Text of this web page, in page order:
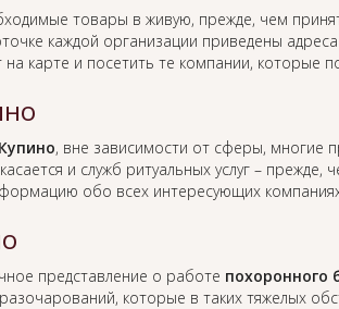
товары в живую, прежде, чем
каждой организации приведены
карте и посетить те компании, которые
, вне зависимости от сферы, многие
и служб ритуальных услуг – прежде,
обо всех интересующих
представление о работе похоронного
которые в таких тяжелых